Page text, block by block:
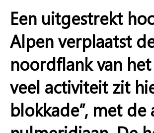
Een uitgestrekt
Alpen verplaatst
noordflank van
veel activiteit zit
blokkade”, met